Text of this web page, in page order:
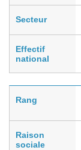
Secteur
Effectif
national
Rang
Raison
sociale